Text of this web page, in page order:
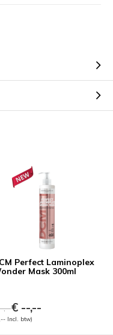
Perfect Laminoplex
Mask 300ml
,--€ --,--
Incl. btw)